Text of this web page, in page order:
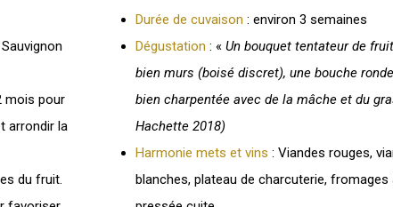
mois pour
arrondir la
du fruit.
Durée de cuvaison : environ 3 semaines
Dégustation : « Un bouquet tentateur de
bien murs (boisé discret), une bouche
bien charpentée avec de la mâche et du
Hachette 2018)
Harmonie mets et vins : Viandes rouges,
blanches, plateau de charcuterie, fromages